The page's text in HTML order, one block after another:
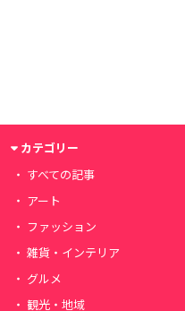
カテゴリー
すべての記事
アート
ファッション
雑貨・インテリア
グルメ
観光・地域